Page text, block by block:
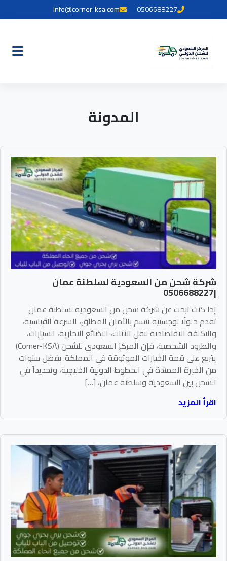
0506688227
info@corner-ksa.com
المدونة
شركة شحن من السعودية لسلطنة عمان
|0506688227
إذا كنت تبحث عن شركة شحن من السعودية لسلطنة عمان
تقدم حلولًا لوجستية تتسم بالأمان المطلق، السرعة القياسية،
والتكلفة الاقتصادية لنقل الأثاث، البضائع التجارية، السيارات،
والطرود الشخصية، فإن المركز السعودي للشحن (Corner-KSA)
يتربع على قمة الخيارات الموثوقة في المملكة. بفضل سنوات
من الخبرة الممتدة في الخطوط الدولية الخليجية، وتحديداً في
الشحن بين السعودية وسلطنة عمان، […]
اقرأ المزيد